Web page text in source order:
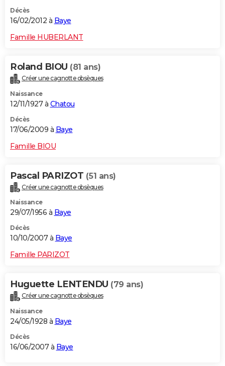
Décès
16/02/2012 à Baye
Famille HUBERLANT
Roland BIOU (81 ans)
Créer une cagnotte obsèques
Naissance
12/11/1927 à Chatou
Décès
17/06/2009 à Baye
Famille BIOU
Pascal PARIZOT (51 ans)
Créer une cagnotte obsèques
Naissance
29/07/1956 à Baye
Décès
10/10/2007 à Baye
Famille PARIZOT
Huguette LENTENDU (79 ans)
Créer une cagnotte obsèques
Naissance
24/05/1928 à Baye
Décès
16/06/2007 à Baye